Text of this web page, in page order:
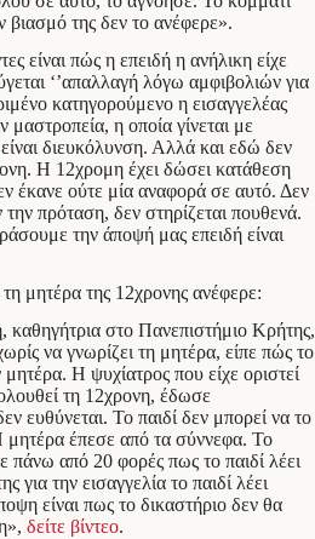
βιασμό της δεν το ανέφερε».
είναι πώς η επειδή η ανήλικη είχε
‘’απαλλαγή λόγω αμφιβολιών για
κατηγορούμενο η εισαγγελέας
μαστροπεία, η οποία γίνεται με
διευκόλυνση. Αλλά και εδώ δεν
Η 12χρομη έχει δώσει κατάθεση
έκανε ούτε μία αναφορά σε αυτό. Δεν
πρόταση, δεν στηρίζεται πουθενά.
την άποψή μας επειδή είναι
μητέρα της 12χρονης ανέφερε:
στο Πανεπιστήμιο Κρήτης,
να γνωρίζει τη μητέρα, είπε πώς το
μητέρα. Η ψυχίατρος που είχε οριστεί
τη 12χρονη, έδωσε
ευθύνεται. Το παιδί δεν μπορεί να το
μητέρα έπεσε από τα σύννεφα. Το
πάνω από 20 φορές πως το παιδί λέει
για την εισαγγελία το παιδί λέει
είναι πως το δικαστήριο δεν θα
δείτε βίντεο.